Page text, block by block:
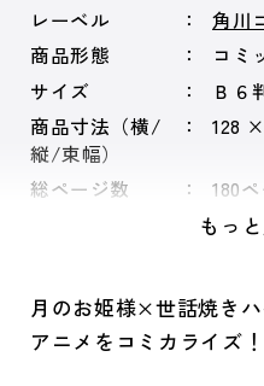
レーベル
角川
商品形態
コミ
サイズ
Ｂ６
商品寸法（横/
縦/束幅）
128
総ページ数 180
もっ
月のお姫様×世話焼き
アニメをコミカライズ！